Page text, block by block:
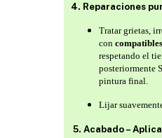
4. Reparaciones
Tratar grietas,
con
respetando el
posteriormente
pintura final.
Lijar
5. Acabado –